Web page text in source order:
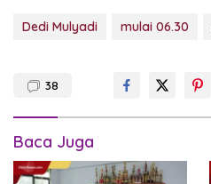
Dedi Mulyadi mulai 06.30
38
Baca Juga